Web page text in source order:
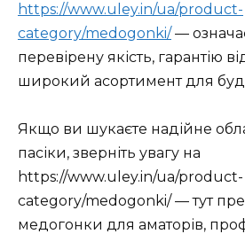
https://www.uley.in/ua/product-
category/medogonki/—
перевірену якість, гарантію
широкий асортимент для
Якщо ви шукаєте надійне
пасіки, зверніть увагу на
https://www.uley.in/ua/product-
category/medogonki/ — тут
медогонки для аматорів,